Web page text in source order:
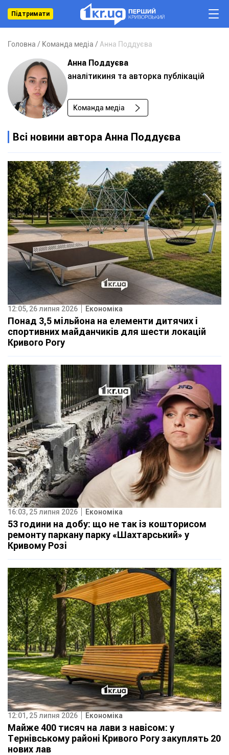
Підтримати
Головна Команда медіа Анна Поддуєва
Анна Поддуєва
аналітикиня та авторка публікацій
Команда медіа
Всі новини автора Анна Поддуєва
12:05, 26 липня 2026 Економіка
Понад 3,5 мільйона на елементи дитячих і
спортивних майданчиків для шести локацій
Кривого Рогу
16:03, 25 липня 2026 Економіка
53 години на добу: що не так із кошторисом
ремонту паркану парку «Шахтарський» у
Кривому Розі
12:01, 25 липня 2026 Економіка
Майже 400 тисяч на лави з навісом: у
Тернівському районі Кривого Рогу закуплять 20
нових лав